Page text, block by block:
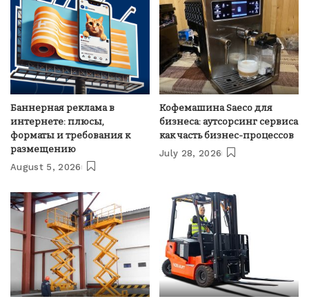
Баннерная реклама в
интернете: плюсы,
форматы и требования к
размещению
August 5, 2026
Кофемашина Saeco для
бизнеса: аутсорсинг сервиса
как часть бизнес-процессов
July 28, 2026